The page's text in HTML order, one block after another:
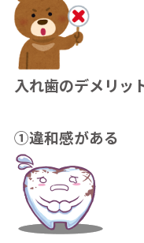
入れ歯のデメリッ
①違和感がある